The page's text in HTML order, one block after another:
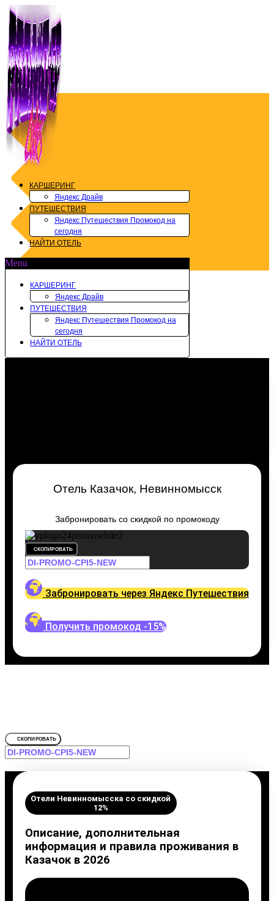
Перейти
содержимому
КАРШЕРИНГ
Яндекс Драйв
ПУТЕШЕСТВИЯ
Яндекс Путешествия Промокод на
сегодня
НАЙТИ ОТЕЛЬ
Menu
КАРШЕРИНГ
Яндекс Драйв
ПУТЕШЕСТВИЯ
Яндекс Путешествия Промокод на
сегодня
НАЙТИ ОТЕЛЬ
Отель Казачок, Невинномысск
Забронировать со скидкой по промокоду
СКОПИРОВАТЬ
Забронировать через Яндекс Путешествия
Получить промокод -15%
СКОПИРОВАТЬ
Отели Невинномысска со скидкой
12%
Описание, дополнительная
информация и правила проживания в
Казачок в 2026